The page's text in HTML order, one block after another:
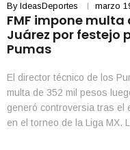
By IdeasDeportes marzo
FMF impone multa
Juárez por festejo
Pumas
El director técnico de los
multa de 352 mil pesos
generó controversia tras el
en el torneo de la Liga MX.